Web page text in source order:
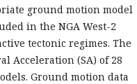
ground motion model
in the NGA West-2
tectonic regimes. The
Acceleration (SA) of 28
Ground motion data